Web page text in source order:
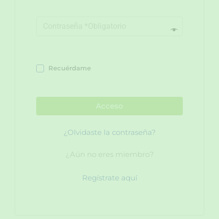
Recuérdame
Acceso
¿Olvidaste la contraseña?
¿Aún no eres miembro?
Regístrate aquí